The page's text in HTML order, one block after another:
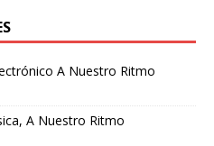
A Nuestro Ritmo
A Nuestro Ritmo